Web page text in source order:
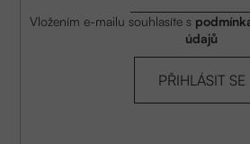
Vložením e-mailu souhlasíte s
údajů
PŘIHLÁSIT SE